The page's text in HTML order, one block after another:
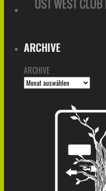
ARCHIVE
ARCHIVE